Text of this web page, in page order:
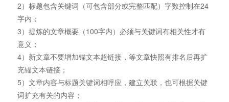
2）标题包含关键词（可包含部分或完整匹配）字数控制在24
字内；
3）提炼的文章概要（100字内）必须与关键词有相关性才有
意义；
4）新文章不要增加锚文本超链接，等文章快照有排名后再扩
充锚文本链接；
5）文章内容与标题关键词相呼应，建立关联，也可根据关键
词扩充有关的内容；